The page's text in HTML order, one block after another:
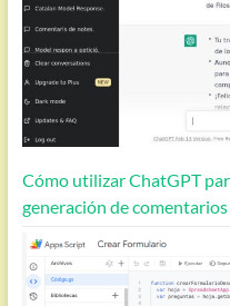
Cómo utilizar ChatGPT
generación de